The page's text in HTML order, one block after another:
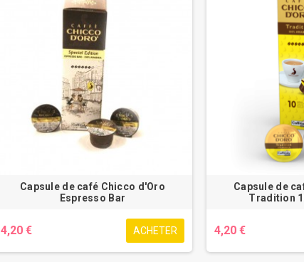
Capsule de café Chicco d'Oro
Espresso Bar
4,20 € ACHETER
Capsule de
Tradition
4,20 €